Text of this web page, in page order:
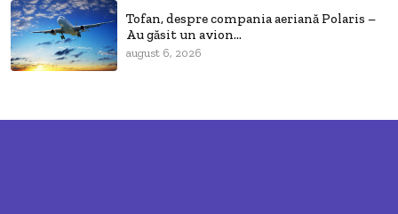
Tofan, despre compania aeriană Polaris –
Au găsit un avion...
august 6, 2026